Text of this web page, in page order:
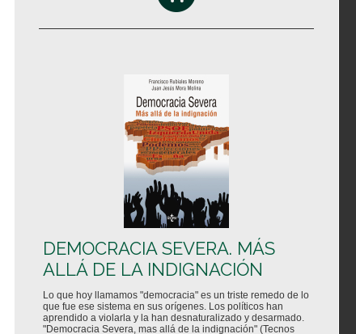
DEMOCRACIA SEVERA. MÁS
ALLÁ DE LA INDIGNACIÓN
Lo que hoy llamamos "democracia" es un triste remedo de lo
que fue ese sistema en sus orígenes. Los políticos han
aprendido a violarla y la han desnaturalizado y desarmado.
"Democracia Severa, mas allá de la indignación" (Tecnos